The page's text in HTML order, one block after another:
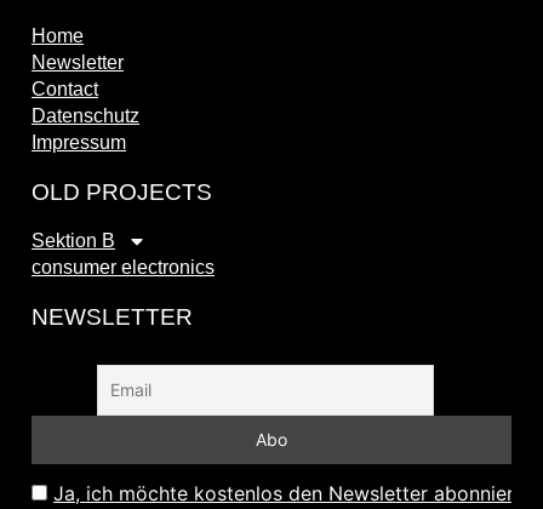
Home
Newsletter
Contact
Datenschutz
Impressum
OLD PROJECTS
Sektion B
consumer electronics
NEWSLETTER
Ja, ich möchte kostenlos den Newsletter